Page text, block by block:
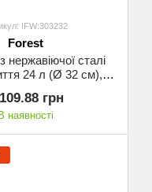
!FW:303232
Forest
нержавіючої сталі
24 л (Ø 32 см),
грн
В наявності